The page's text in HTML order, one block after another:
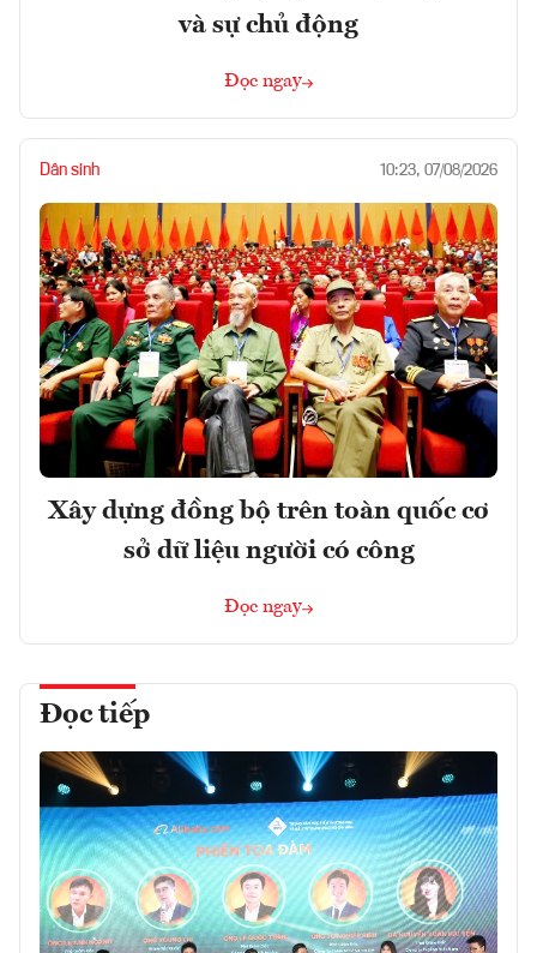
và sự chủ động
Đọc ngay
Dân sinh 10:23, 07/08/2026
Xây dựng đồng bộ trên toàn quốc cơ
sở dữ liệu người có công
Đọc ngay
Đọc tiếp